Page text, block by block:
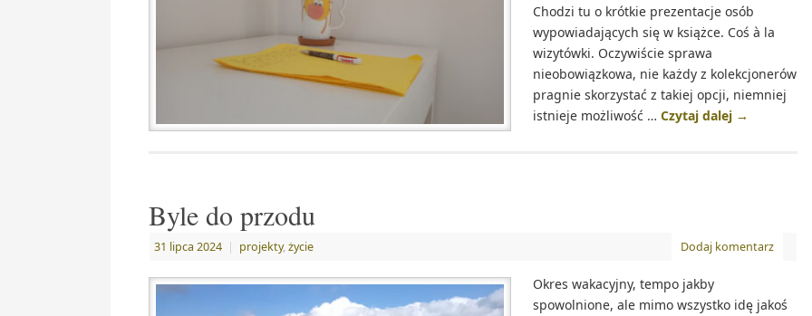
Chodzi tu o krótkie prezentacje osób
wypowiadających się w książce. Coś à la
wizytówki. Oczywiście sprawa
nieobowiązkowa, nie każdy z kolekcjonerów
pragnie skorzystać z takiej opcji, niemniej
istnieje możliwość … Czytaj dalej →
Byle do przodu
31 lipca 2024 | projekty, życie Dodaj komentarz
Okres wakacyjny, tempo jakby
spowolnione, ale mimo wszystko idę jakoś